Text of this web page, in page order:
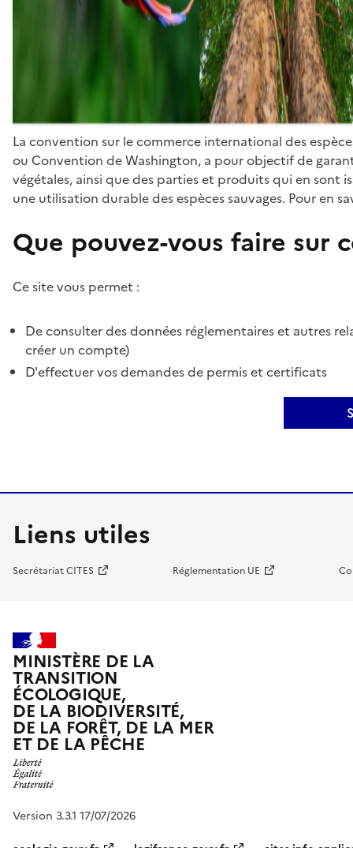
La convention sur le commerce international des
ou Convention de Washington, a pour objectif de
végétales, ainsi que des parties et produits qui en sont
une utilisation durable des espèces sauvages. Pour en
Que pouvez-vous faire sur
Ce site vous permet :
De consulter des données réglementaires et autres
créer un compte)
D'effectuer vos demandes de permis et certificats
Liens utiles
Secrétariat CITES Réglementation UE
MINISTÈRE DE LA
TRANSITION
ÉCOLOGIQUE,
DE LA BIODIVERSITÉ,
DE LA FORÊT, DE LA MER
ET DE LA PÊCHE
Version 3.3.1 17/07/2026